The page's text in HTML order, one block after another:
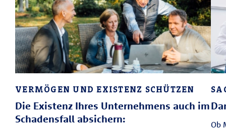
VERMÖGEN UND EXISTENZ SCHÜTZEN
Die Existenz Ihres Unternehmens auch im
Schadensfall absichern:
Ob